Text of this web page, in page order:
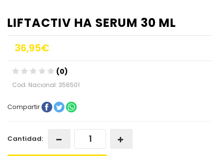
LIFTACTIV HA SERUM 30 ML
36,95€
(0)
Cod. Nacional: 356501
Compartir
Cantidad: